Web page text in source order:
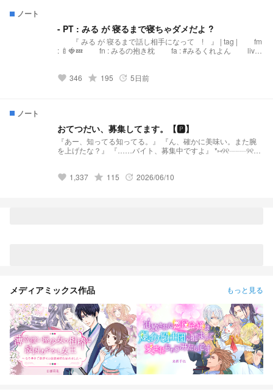
つけられない。』
ノート
- PT : みる が 寝るまで寝ちゃダメだよ ?
『 みる が 寝るまで話し相手になって ! 』 | tag | fm
: 🍼🍓💤 fn : みるの抱き枕 fa : #みるくれよん live :
https://novel.prcm.jp/novel/AzaUpYO9V2n5jAgIGsPK |
配信 26.7.10 - 300万人 26.7.20 - 400万人 | base |
🌟 × 1 = 2万人
favorite 346 grade 195 update 5日前
ノート
おてつだい、募集してます。【🅿️】
『あー、知ってる知ってる。』 『ん、確かに美味い。また腕
を上げたな？』 『……バイト、募集中ですよ』 *⑅︎୨୧┈︎┈︎┈︎┈︎୨୧⑅︎*
novel/oZI9SHphr7KqNMd8dkMn 母様
favorite 1,337 grade 115 update 2026/06/10
メディアミックス作品 もっと見る